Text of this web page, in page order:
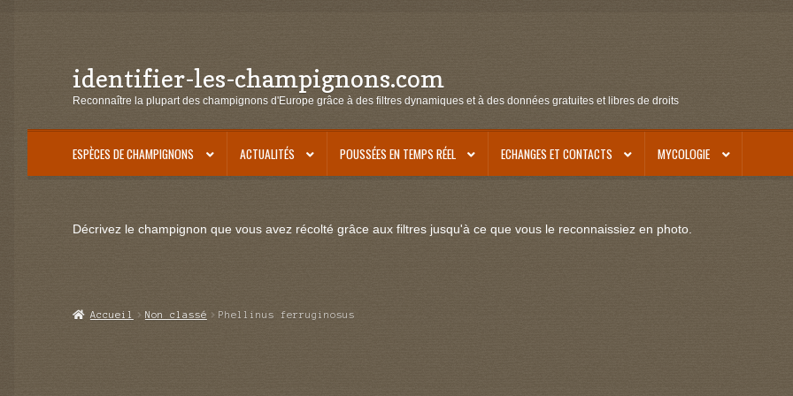
Aller
à
navigation
Aller
au
identifier-les-champignons.com
Reconnaître la plupart des champignons d'Europe grâce à des filtres dynamiques et à des données gratuites et libres de droits
ESPÈCES DE CHAMPIGNONS ACTUALITÉS POUSSÉES EN TEMPS RÉEL ECHANGES ET CONTACTS MYCOLOGIE
Décrivez le champignon que vous avez récolté grâce aux filtres jusqu'à ce que vous le reconnaissiez en photo.
Accueil Non classé Phellinus ferruginosus